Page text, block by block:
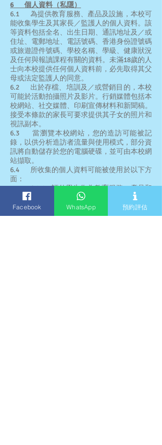
6 個人資料（私隱）
6.1 為提供教育服務、產品及設施，本校可
能收集學生及其家長／監護人的個人資料。該
等資料包括全名、出生日期、通訊地址及／或
住址、電郵地址、電話號碼、香港身份證號碼
或旅遊證件號碼、學校名稱、學級、健康狀況
及任何與報讀課程有關的資料。未滿18歲的人
士向本校提供任何個人資料前，必先取得其父
母或法定監護人的同意。
6.2 出於存檔、培訓及／或營銷目的，本校
可能於活動拍攝照片及影片。行銷媒體包括本
校網站、社交媒體、印刷宣傳材料和新聞稿。
接受本條款的家長可要求提供其子女的照片和
視訊副本。
6.3 當瀏覽本校網站，您的造訪可能被記
錄，以供分析造訪者流量與使用模式，部分資
訊將自動儲存於您的電腦硬碟，並可由本校網
站擷取。
6.4 所收集的個人資料可能被使用於以下方
面：
6.4.1 評估學生作為教育服務、產品和
設施的實際或潛在使用者的優點和適合
性；
6.4.2 進行統計及資料分析；
Facebook WhatsApp 預約評估